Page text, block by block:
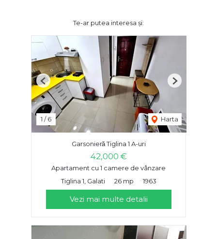
Te-ar putea interesa și:
1 /6 Harta
Previous Next
Garsonieră Tiglina 1 A-uri
42,000 €
Apartament cu 1 camere de vânzare
Tiglina 1, Galati
26 mp 1963
Vezi mai multe detalii